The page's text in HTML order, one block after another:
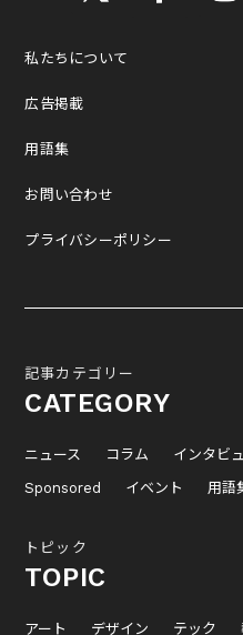
私たちについて
広告掲載
用語集
お問い合わせ
プライバシーポリシー
記事カテゴリー
CATEGORY
ニュース コラム インタビ
Sponsored
イベント 用語
トピック
TOPIC
アート デザイン テック